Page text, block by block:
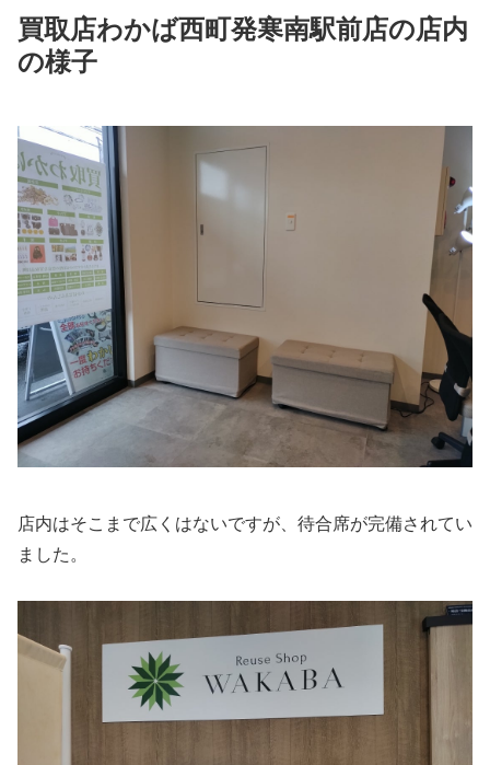
買取店わかば西町発寒南駅前店の店内
の様子
店内はそこまで広くはないですが、待合席が完備されてい
ました。